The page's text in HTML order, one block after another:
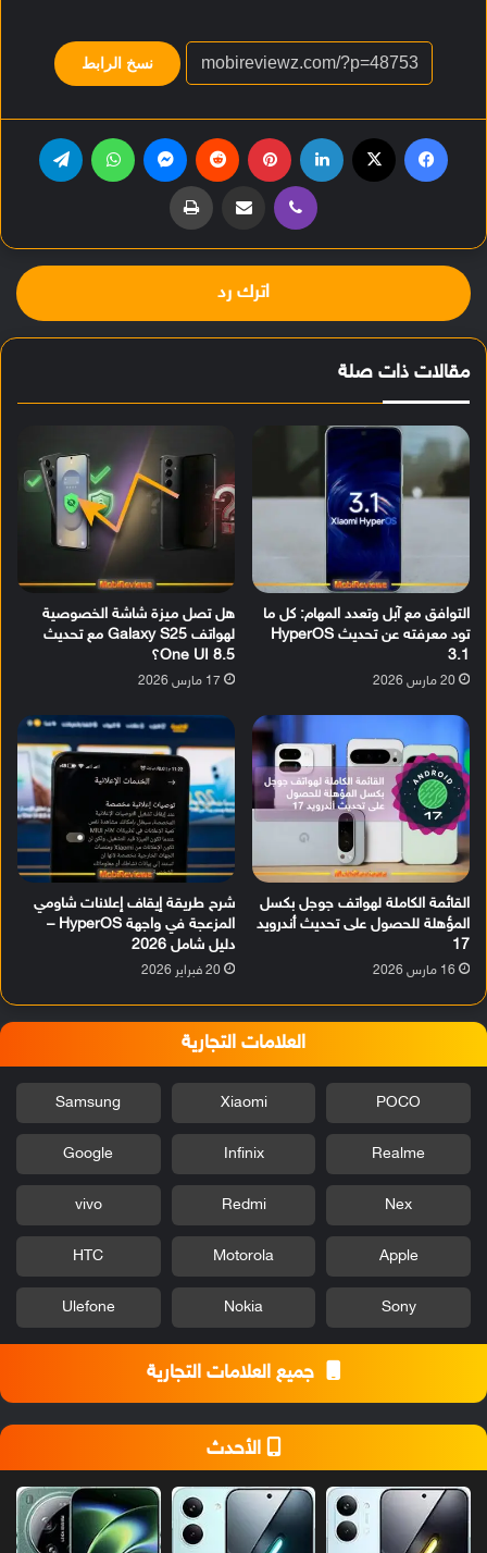
نسخ الرابط
ڤايبر مشاركة عبر البريد طباعة
اترك رد
مقالات ذات صلة
التوافق مع آبل وتعدد المهام: كل ما
تود معرفته عن تحديث HyperOS
3.1
20 مارس 2026
هل تصل ميزة شاشة الخصوصية
لهواتف Galaxy S25 مع تحديث
One UI 8.5؟
17 مارس 2026
القائمة الكاملة لهواتف جوجل بكسل
المؤهلة للحصول على تحديث أندرويد
17
16 مارس 2026
شرح طريقة إيقاف إعلانات شاومي
المزعجة في واجهة HyperOS –
دليل شامل 2026
20 فبراير 2026
العلامات التجارية
POCO
Xiaomi
Samsung
Realme
Infinix
Google
Nex
Redmi
vivo
Apple
Motorola
HTC
Sony
Nokia
Ulefone
جميع العلامات التجارية
الأحدث